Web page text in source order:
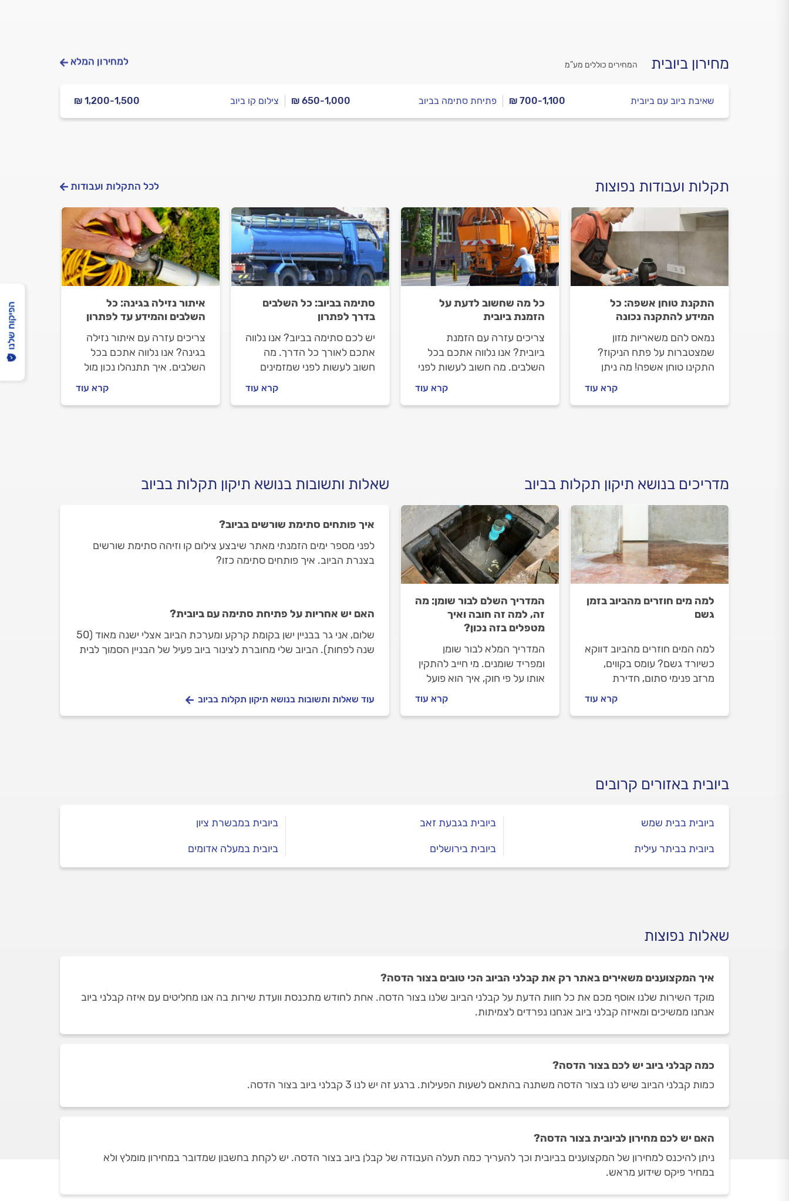
מחירון ביובית המחירים כוללים מע”מ למחירון המלא
₪ 700-1,100 שאיבת ביוב עם ביובית ₪ 650-1,000 פתיחת סתימה בביוב ₪ 1,200-1,500 צילום קו ביוב
תקלות ועבודות נפוצות לכל התקלות ועבודות
התקנת טוחן אשפה: כל
המידע להתקנה נכונה
נמאס להם משאריות מזון
שמצטברות על פתח הניקוז?
התקינו טוחן אשפה! מה ניתן
מתנהלים עם טוחן אשפה ואילו
פעולות תחזוקה חשוב לעשות?
קרא עוד
כל מה שחשוב לדעת על
הזמנת ביובית
צריכים עזרה עם הזמנת
ביובית? אנו נלווה אתכם בכל
השלבים. מה חשוב לעשות לפני
שירותי ביובית? ריכזנו עבורכם
קרא עוד
סתימה בביוב: כל השלבים
בדרך לפתרון
יש לכם סתימה בביוב? אנו נלווה
אתכם לאורך כל הדרך. מה
חשוב לעשות לפני שמזמינים
ביובית? התשובות לפניכם.
קרא עוד
איתור נזילה בגינה: כל
השלבים והמידע עד לפתרון
צריכים עזרה עם איתור נזילה
בגינה? אנו נלווה אתכם בכל
השלבים. איך תתנהלו נכון מול
לפני שמזמינים אותו וכמה עולה
לאתר נזילה בגינה? ריכזנו
קרא עוד
מדריכים בנושא תיקון תקלות בביוב
למה מים חוזרים מהביוב בזמן
גשם
למה המים חוזרים מהביוב דווקא
כשיורד גשם? עומס בקווים,
מרזב פנימי סתום, חדירת
והפתרונות למניעת הצפות
קרא עוד
המדריך השלם לבור שומן: מה
זה, למה זה חובה ואיך
מטפלים בזה נכון?
המדריך המלא לבור שומן
ומפריד שומנים. מי חייב להתקין
אותו על פי חוק, איך הוא פועל
על תהליך השאיבה הנכון,
תדירות התחזוקה (כל 3
קרא עוד
שאלות ותשובות בנושא תיקון תקלות בביוב
איך פותחים סתימת שורשים בביוב?
לפני מספר ימים הזמנתי מאתר שיבצע צילום קו וזיהה סתימת שורשים
בצנרת הביוב. איך פותחים סתימה כזו?
האם יש אחריות על פתיחת סתימה עם ביובית?
שלום, אני גר בבניין ישן בקומת קרקע ומערכת הביוב אצלי ישנה מאוד (50
שנה לפחות). הביוב שלי מחוברת לצינור ביוב פעיל של הבניין הסמוך לבית
לשלם לביובית 700 שח כל שבוע זה יקר לי מאוד, מה עושים במצב כזה?
עוד שאלות ותשובות בנושא תיקון תקלות בביוב
ביובית באזורים קרובים
ביובית בבית שמש
ביובית בביתר עילית
ביובית בגבעת זאב
ביובית בירושלים
ביובית במבשרת ציון
ביובית במעלה אדומים
שאלות נפוצות
איך המקצוענים משאירים באתר רק את קבלני הביוב הכי טובים בצור הדסה?
מוקד השירות שלנו אוסף מכם את כל חוות הדעת על קבלני הביוב שלנו בצור הדסה. אחת לחודש מתכנסת וועדת שירות בה אנו מחליטים עם איזה קבלני ביוב
אנחנו ממשיכים ומאיזה קבלני ביוב אנחנו נפרדים לצמיתות.
כמה קבלני ביוב יש לכם בצור הדסה?
כמות קבלני הביוב שיש לנו בצור הדסה משתנה בהתאם לשעות הפעילות. ברגע זה יש לנו 3 קבלני ביוב בצור הדסה.
האם יש לכם מחירון לביובית בצור הדסה?
ניתן להיכנס למחירון של המקצוענים בביובית וכך להעריך כמה תעלה העבודה של קבלן ביוב בצור הדסה. יש לקחת בחשבון שמדובר במחירון מומלץ ולא
במחיר פיקס שידוע מראש.
הפיקוח שלנו